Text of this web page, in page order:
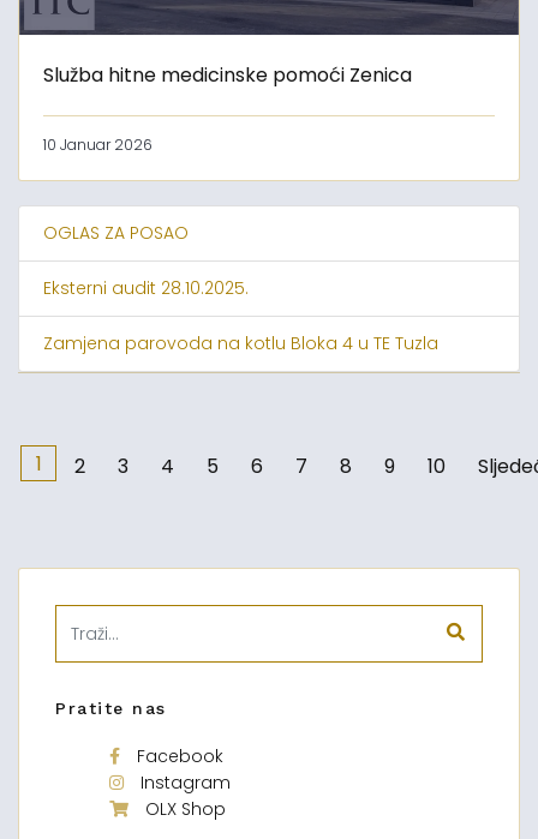
Služba hitne medicinske pomoći Zenica
10 Januar 2026
OGLAS ZA POSAO
Eksterni audit 28.10.2025.
Zamjena parovoda na kotlu Bloka 4 u TE Tuzla
1 2 3 4 5 6 7 8 9 10
Pratite nas
Facebook
Instagram
OLX Shop